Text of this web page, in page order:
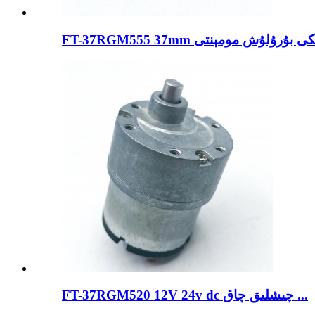
FT-37RGM520 12V 24v dc چىشلىق چاق ...